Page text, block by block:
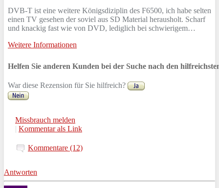
DVB-T ist eine weitere Königsdiziplin des F6500, ich habe selten
einen TV gesehen der soviel aus SD Material herausholt. Scharf
und knackig fast wie von DVD, lediglich bei schwierigem…
Weitere Informationen
Helfen Sie anderen Kunden bei der Suche nach den
War diese Rezension für Sie hilfreich?
Missbrauch melden
| Kommentar als Link
Kommentare (12)
Antworten